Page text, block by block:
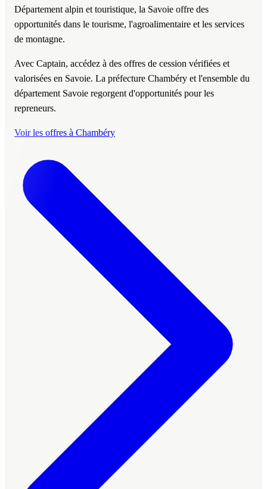
Département alpin et touristique, la Savoie offre des
opportunités dans le tourisme, l'agroalimentaire et les services
de montagne.
Avec Captain, accédez à des offres de cession vérifiées et
valorisées en Savoie. La préfecture Chambéry et l'ensemble du
département Savoie regorgent d'opportunités pour les
repreneurs.
Voir les offres à Chambéry